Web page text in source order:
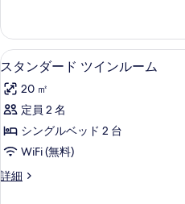
条
件
写
真
を
表
示
す
る
詳
細
ス
タ
ン
ダ
ー
ツ
7
スタンダード ツインルーム
20 ㎡
定員 2 名
シングルベッド 2 台
WiFi (無料)
詳細
ス